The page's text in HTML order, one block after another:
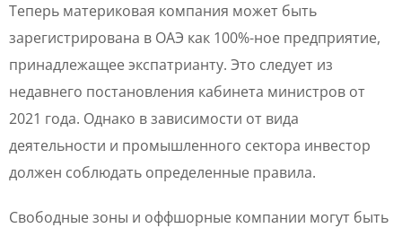
Теперь материковая компания может быть
зарегистрирована в ОАЭ как 100%-ное предприятие,
принадлежащее экспатрианту. Это следует из
недавнего постановления кабинета министров от
2021 года. Однако в зависимости от вида
деятельности и промышленного сектора инвестор
должен соблюдать определенные правила.
Свободные зоны и оффшорные компании могут быть